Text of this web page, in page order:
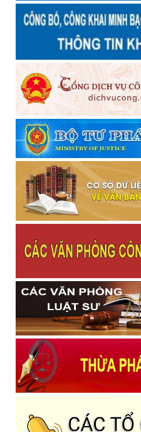
sự hành nghề công chứng
Thông báo Chấm dứt tập sự
chứng
Quyết định số 3458/QĐ-BTP Về
Thông báo về chiêu sinh Lớp bồi
Thừa phát lại năm 2026
Thông báo Về việc thu hồi thẻ
Thông báo Về việc thu hồi thẻ
Thông báo cấp lại Giấy đăng
Văn phòng công chứng
Thông báo cấp lại Giấy đăng
Văn phòng công chứng
Thông báo cấp lại Giấy đăng
Công ty Luật TNHH Nguyễn Ngọc
Thông báo Quyết định Đăng ký
công chứng
Trung tâm Trợ giúp pháp lý
Nguyên
Công bố danh mục thủ tục hành
đổi, bổ sung trong lĩnh vực bồi
Thông báo Về việc thu hồi thẻ
Thông báo niêm yết thông báo
Công chứng văn bản phân chia di
Thông báo Quyết định công bố
Ngân sách Nhà nước năm
chứng Số 2
Thông báo Quyết định Công
Thông báo Quyết định Đăng ký
công chứng